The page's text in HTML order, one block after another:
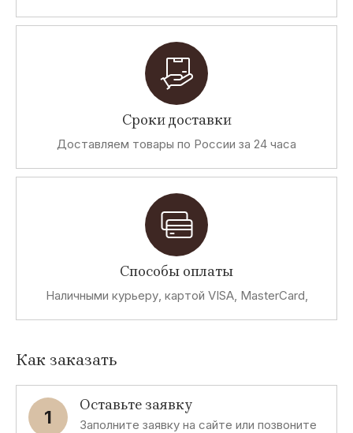
Сроки доставки
Доставляем товары по России за 24 часа
Способы оплаты
Наличными курьеру, картой VISA, MasterCard,
Как заказать
1
Оставьте заявку
Заполните заявку на сайте или позвоните